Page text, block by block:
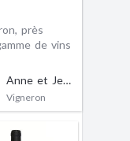
près
de vins
Anne et Jean-Pierre Hugues
Vigneron